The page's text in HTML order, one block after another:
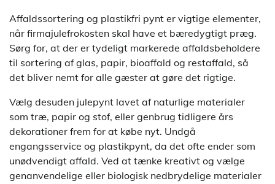
Affaldssortering og plastikfri pynt er vigtige elementer,
når firmajulefrokosten skal have et bæredygtigt præg.
Sørg for, at der er tydeligt markerede affaldsbeholdere
til sortering af glas, papir, bioaffald og restaffald, så
det bliver nemt for alle gæster at gøre det rigtige.
Vælg desuden julepynt lavet af naturlige materialer
som træ, papir og stof, eller genbrug tidligere års
dekorationer frem for at købe nyt. Undgå
engangsservice og plastikpynt, da det ofte ender som
unødvendigt affald. Ved at tænke kreativt og vælge
genanvendelige eller biologisk nedbrydelige materialer